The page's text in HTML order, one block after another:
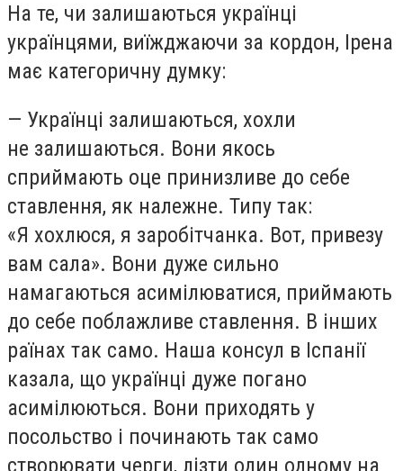
На те, чи залишаються українці
українцями, виїжджаючи за кордон, Ірена
має категоричну думку:
— Українці залишаються, хохли
не залишаються. Вони якось
сприймають оце принизливе до себе
ставлення, як належне. Типу так:
«Я хохлюся, я заробітчанка. Вот, привезу
вам сала». Вони дуже сильно
намагаються асимілюватися, приймають
до себе поблажливе ставлення. В інших
раїнах так само. Наша консул в Іспанії
казала, що українці дуже погано
асимілюються. Вони приходять у
посольство і починають так само
створювати черги, лізти один одному на